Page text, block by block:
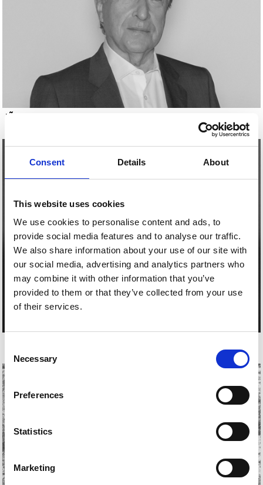
Consent Details About
This website uses cookies
We use cookies to personalise content and ads, to
provide social media features and to analyse our traffic.
We also share information about your use of our site with
our social media, advertising and analytics partners who
may combine it with other information that you’ve
provided to them or that they’ve collected from your use
of their services.
Selection
Necessary
Preferences
Statistics
Marketing
IÑAKI GABILONDO